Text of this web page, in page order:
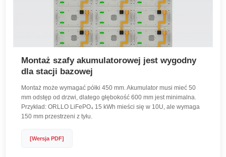
Montaż szafy akumulatorowej jest wygodny
dla stacji bazowej
Montaż może wymagać półki 450 mm. Akumulator musi mieć 50
mm odstęp od drzwi, dlatego głębokość 600 mm jest minimalna.
Przykład: ORLLO LiFePO₄ 15 kWh mieści się w 10U, ale wymaga
150 mm przestrzeni z tyłu.
[Wersja PDF]